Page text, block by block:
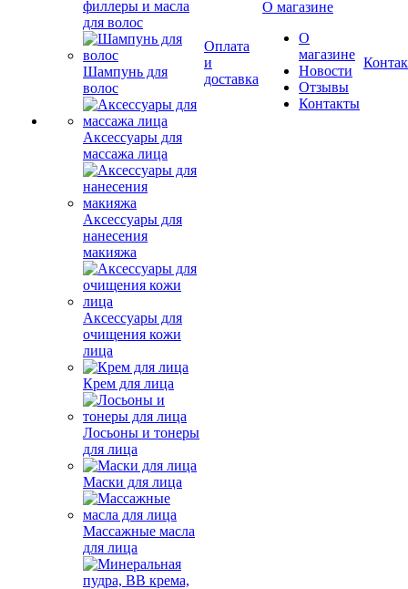
филлеры и масла
для волос
Шампунь для
волос
Аксессуары для
массажа лица
Аксессуары для
нанесения
макияжа
Аксессуары для
очищения кожи
лица
Крем для лица
Лосьоны и тонеры
для лица
Маски для лица
Массажные масла
для лица
Оплата
и
доставка
О магазине
О
магазине
Новости
Отзывы
Контакты